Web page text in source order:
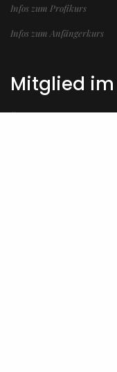
Infos zum Profikurs
Infos zum Anfängerkurs
Mitglied im